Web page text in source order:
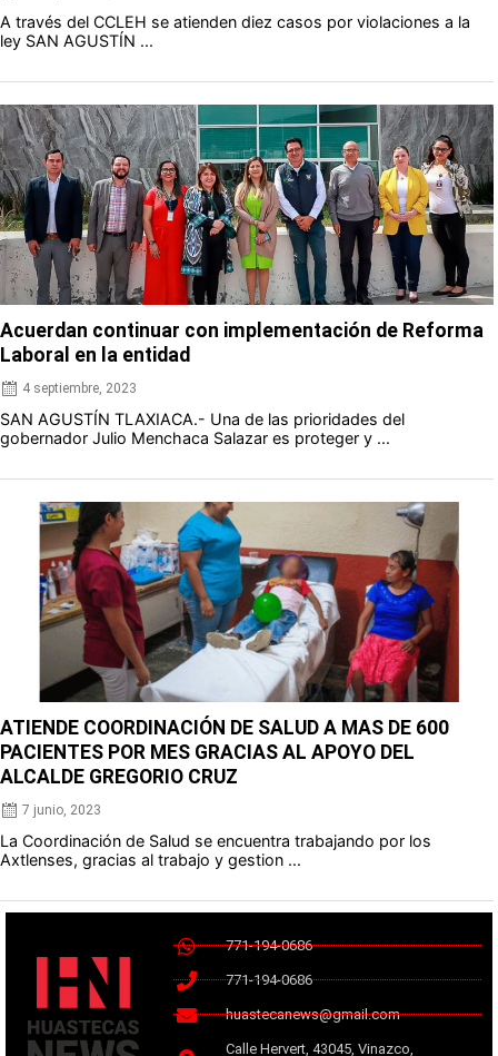
A través del CCLEH se atienden diez casos por violaciones a la
ley SAN AGUSTÍN ...
Acuerdan continuar con implementación de Reforma
Laboral en la entidad
4 septiembre, 2023
SAN AGUSTÍN TLAXIACA.- Una de las prioridades del
gobernador Julio Menchaca Salazar es proteger y ...
ATIENDE COORDINACIÓN DE SALUD A MAS DE 600
PACIENTES POR MES GRACIAS AL APOYO DEL
ALCALDE GREGORIO CRUZ
7 junio, 2023
La Coordinación de Salud se encuentra trabajando por los
Axtlenses, gracias al trabajo y gestion ...
771-194-0686
771-194-0686
huastecanews@gmail.com
Calle Hervert, 43045, Vinazco,